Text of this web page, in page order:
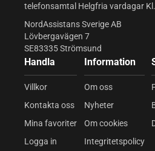
telefonsamtal Helgfria vardagar
NordAssistans Sverige AB
Lövbergavägen 7
SE83335 Strömsund
Handla
Villkor
Kontakta oss
Mina favoriter
Logga in
Information
Om oss
Nyheter
Om cookies
Integritetspolicy